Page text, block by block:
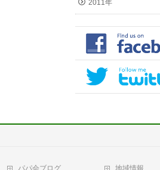
2011年
パパ会ブログ 地域情報